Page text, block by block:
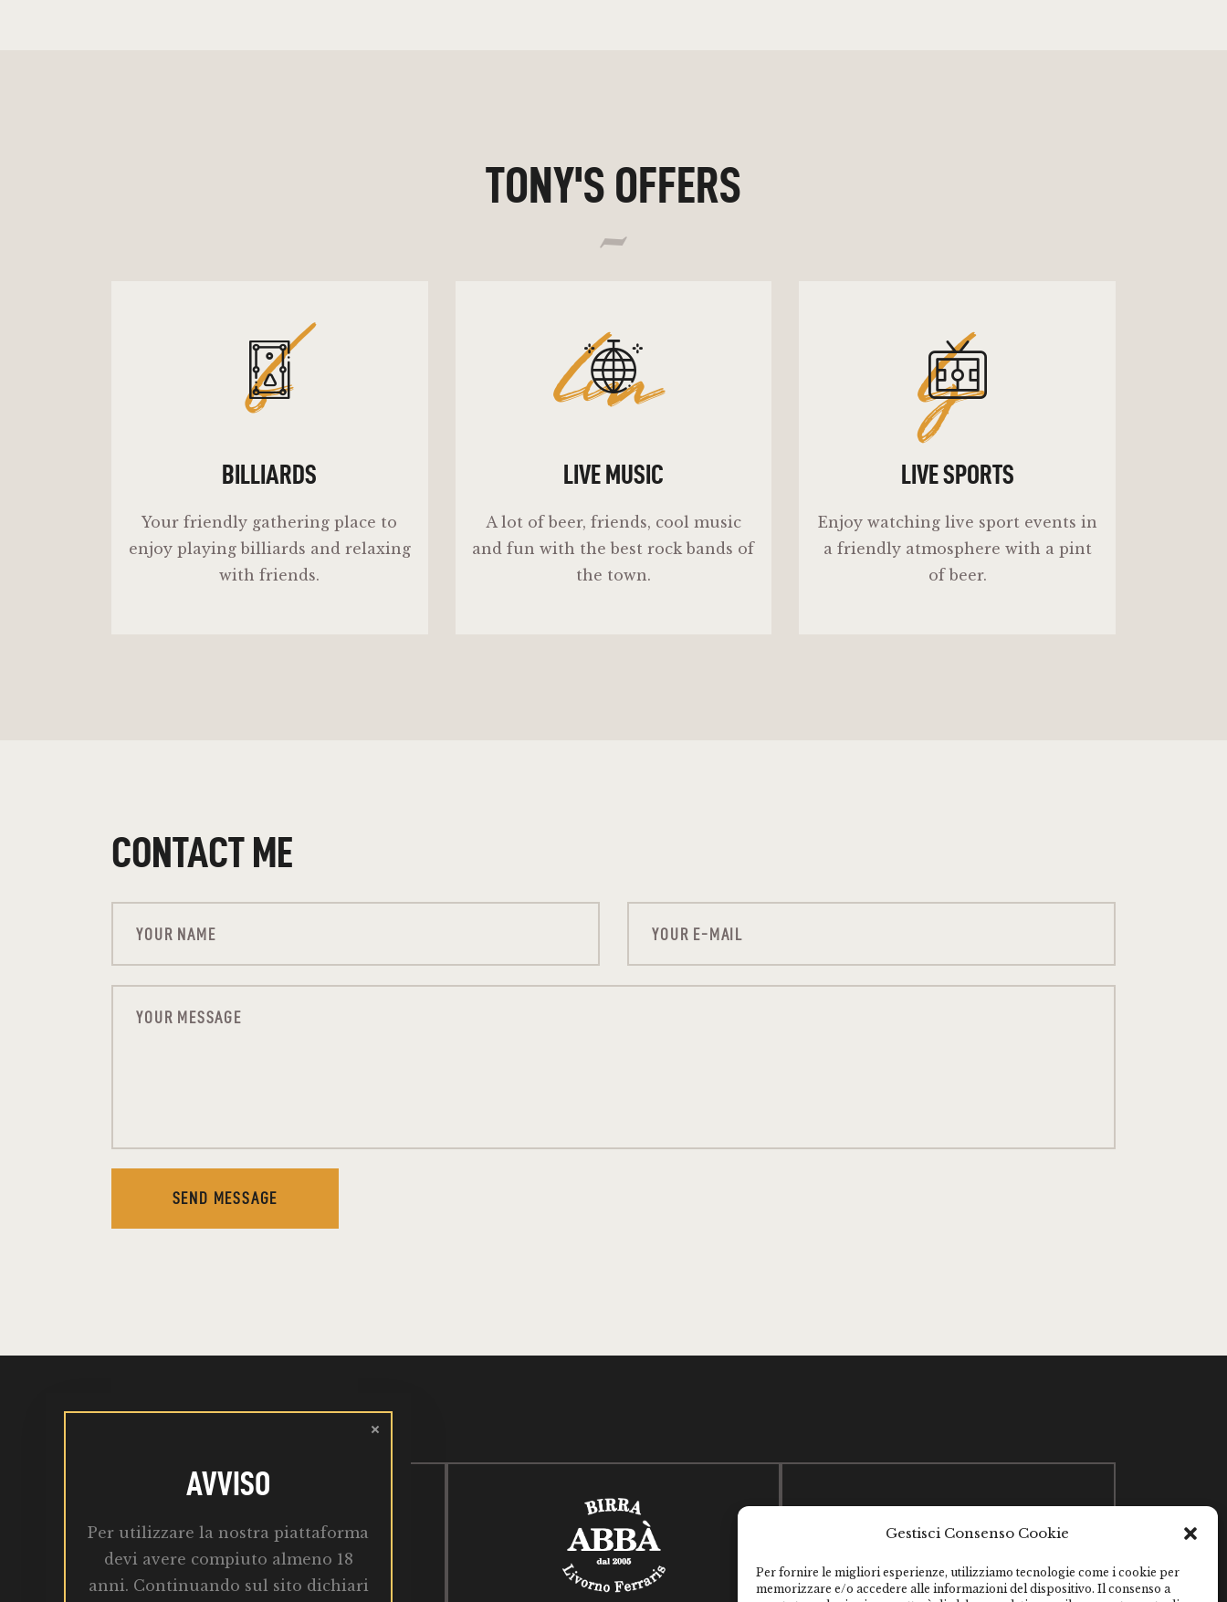
Gestisci Consenso Cookie
Per fornire le migliori esperienze, utilizziamo tecnologie come i cookie per
memorizzare e/o accedere alle informazioni del dispositivo. Il consenso a
TONY'S OFFERS
b
BILLIARDS
Your friendly gathering place to
enjoy playing billiards and relaxing
with friends.
lm
LIVE MUSIC
A lot of beer, friends, cool music
and fun with the best rock bands of
the town.
ls
LIVE SPORTS
Enjoy watching live sport events in
a friendly atmosphere with a pint
of beer.
CONTACT ME
SEND MESSAGE
Martedì : 10:00 – 19:00
info@birrabba.it
via Conti della Rocchetta 39 – Livorno
Ferraris (VC)
AVVISO
Per utilizzare la nostra piattaforma
devi avere compiuto almeno 18
anni. Continuando sul sito dichiari